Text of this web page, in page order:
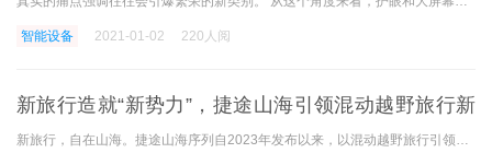
智能设备 2021-01-02 220人阅
新旅行造就“新势力”，捷途山海引领混动越野旅行新
风尚